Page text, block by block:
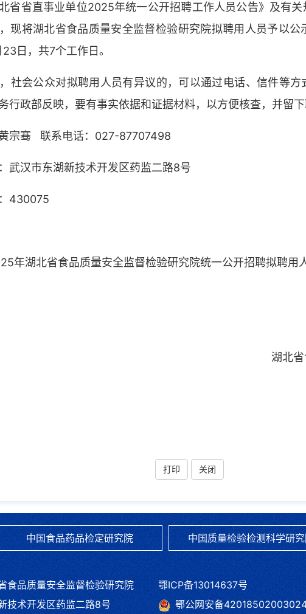
省直事业单位2025年统一公开招聘工作人员公告》及有关
现将湖北省食品质量安全监督检验研究院拟聘用人员予以
日，共7个工作日。
会公众对拟聘用人员有异议的，可以通过电话、信件等方
行政部反映，要有事实依据和证据材料，以方便核查，并留下
骞 联系电话：027-87707498
汉市东湖新技术开发区药监二路8号
430075
年湖北省食品质量安全监督检验研究院统一公开招聘拟聘用
湖北省
年9
打印 关闭
中国食品药品检定研究院 中国质量检验检测科学研
食品质量安全监督检验研究院
技术开发区药监二路8号
鄂ICP备13014637号
鄂公网安备